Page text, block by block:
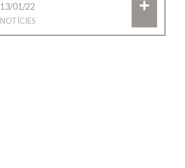
13/01/22
NOTÍCIES